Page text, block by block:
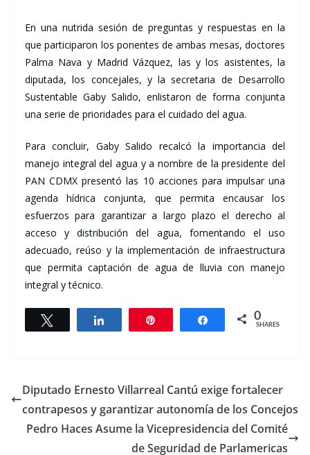
En una nutrida sesión de preguntas y respuestas en la
que participaron los ponentes de ambas mesas, doctores
Palma Nava y Madrid Vázquez, las y los asistentes, la
diputada, los concejales, y la secretaria de Desarrollo
Sustentable Gaby Salido, enlistaron de forma conjunta
una serie de prioridades para el cuidado del agua.
Para concluir, Gaby Salido recalcó la importancia del
manejo integral del agua y a nombre de la presidente del
PAN CDMX presentó las 10 acciones para impulsar una
agenda hídrica conjunta, que permita encausar los
esfuerzos para garantizar a largo plazo el derecho al
acceso y distribución del agua, fomentando el uso
adecuado, reúso y la implementación de infraestructura
que permita captación de agua de lluvia con manejo
integral y técnico.
Share 0
SHARES
Diputado Ernesto Villarreal Cantú exige fortalecer
contrapesos y garantizar autonomía de los Concejos
Pedro Haces Asume la Vicepresidencia del Comité
de Seguridad de Parlamericas